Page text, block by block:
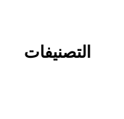
التصنيفات